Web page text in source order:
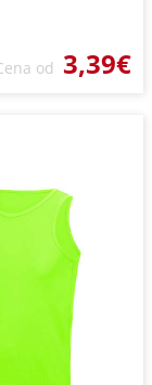
od 3,39€